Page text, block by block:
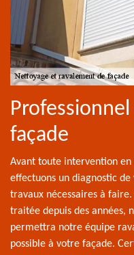
façade
Avant toute intervention
effectuons un diagnostic
travaux nécessaires à
traitée depuis des années,
permettra notre équipe
possible à votre façade.